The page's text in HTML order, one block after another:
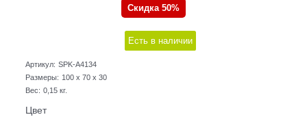
Скидка 50%
Есть в наличии
Артикул: SPK-A4134
Размеры: 100 x 70 x 30
Вес: 0,15 кг.
Цвет